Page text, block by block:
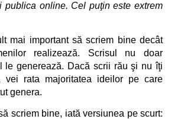
publica online. Cel puţin este extrem
mai important să scriem bine decât
realizează. Scrisul nu doar
le generează. Dacă scrii rău şi nu îţi
rata majoritatea ideilor pe care
genera.
scriem bine, iată versiunea pe scurt: